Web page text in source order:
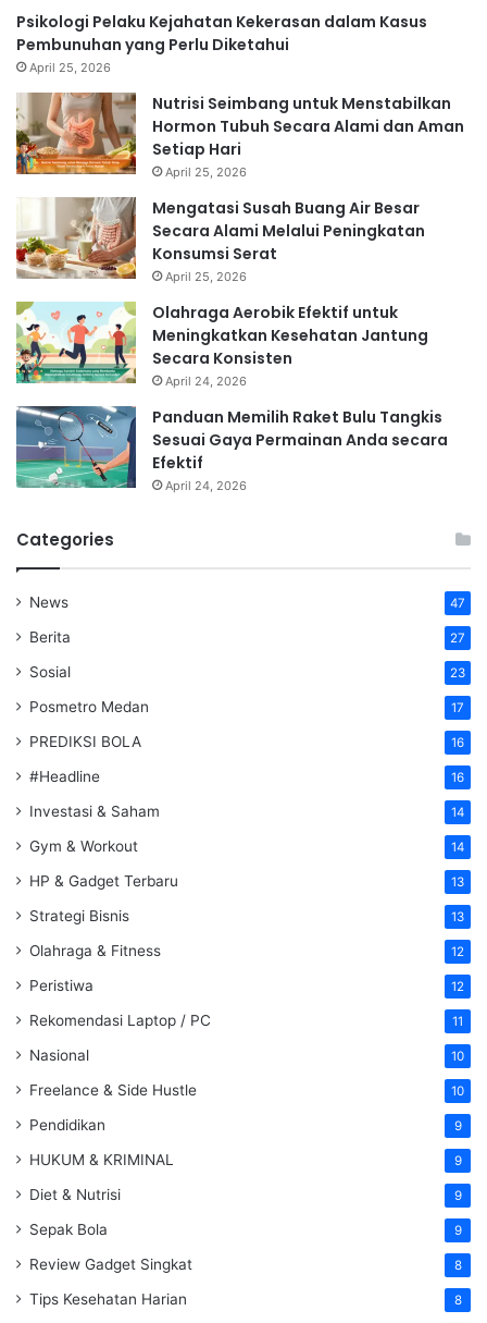
Psikologi Pelaku Kejahatan Kekerasan dalam Kasus
Pembunuhan yang Perlu Diketahui
April 25, 2026
Nutrisi Seimbang untuk Menstabilkan
Hormon Tubuh Secara Alami dan Aman
Setiap Hari
April 25, 2026
Mengatasi Susah Buang Air Besar
Secara Alami Melalui Peningkatan
Konsumsi Serat
April 25, 2026
Olahraga Aerobik Efektif untuk
Meningkatkan Kesehatan Jantung
Secara Konsisten
April 24, 2026
Panduan Memilih Raket Bulu Tangkis
Sesuai Gaya Permainan Anda secara
Efektif
April 24, 2026
Categories
News 47
Berita 27
Sosial 23
Posmetro Medan 17
PREDIKSI BOLA 16
#Headline 16
Investasi & Saham 14
Gym & Workout 14
HP & Gadget Terbaru 13
Strategi Bisnis 13
Olahraga & Fitness 12
Peristiwa 12
Rekomendasi Laptop / PC 11
Nasional 10
Freelance & Side Hustle 10
Pendidikan 9
HUKUM & KRIMINAL 9
Diet & Nutrisi 9
Sepak Bola 9
Review Gadget Singkat 8
Tips Kesehatan Harian 8